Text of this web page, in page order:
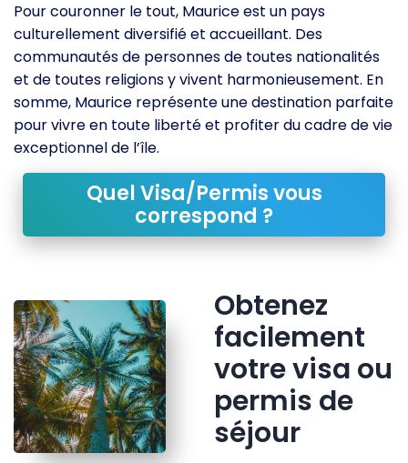
Pour couronner le tout, Maurice est un pays
culturellement diversifié et accueillant. Des
communautés de personnes de toutes nationalités
et de toutes religions y vivent harmonieusement. En
somme, Maurice représente une destination parfaite
pour vivre en toute liberté et profiter du cadre de vie
exceptionnel de l’île.
Quel Visa/Permis vous
correspond ?
Obtenez
facilement
votre visa ou
permis de
séjour